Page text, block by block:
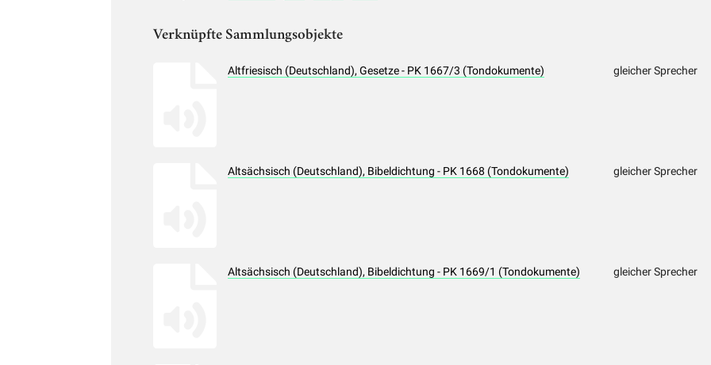
Verknüpfte Sammlungsobjekte
Altfriesisch (Deutschland), Gesetze - PK 1667/3 (Tondokumente) gleicher Sprecher
Altsächsisch (Deutschland), Bibeldichtung - PK 1668 (Tondokumente) gleicher Sprecher
Altsächsisch (Deutschland), Bibeldichtung - PK 1669/1 (Tondokumente) gleicher Sprecher